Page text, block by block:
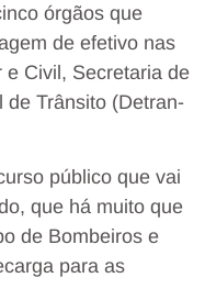
órgãos que
de efetivo nas
Civil, Secretaria de
de Trânsito (Detran-
público que vai
que há muito que
de Bombeiros e
para as